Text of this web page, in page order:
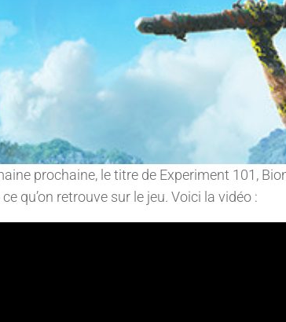
prochaine, le titre de Experiment 101,
qu’on retrouve sur le jeu. Voici la vidéo :